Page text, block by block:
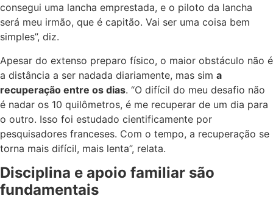
consegui uma lancha emprestada, e o piloto da lancha
será meu irmão, que é capitão. Vai ser uma coisa bem
simples”, diz.
Apesar do extenso preparo físico, o maior obstáculo não é
a distância a ser nadada diariamente, mas sim a
recuperação entre os dias. “O difícil do meu desafio não
é nadar os 10 quilômetros, é me recuperar de um dia para
o outro. Isso foi estudado cientificamente por
pesquisadores franceses. Com o tempo, a recuperação se
torna mais difícil, mais lenta”, relata.
Disciplina e apoio familiar são
fundamentais